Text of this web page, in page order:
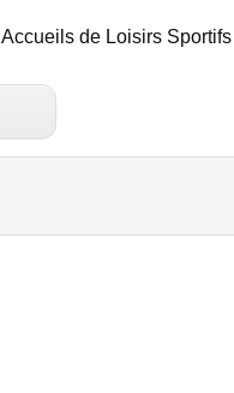
Accueils de Loisirs Sportifs